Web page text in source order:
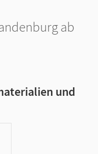
ab
und